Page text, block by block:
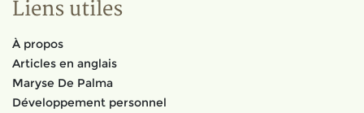
Liens utiles
À propos
Articles en anglais
Maryse De Palma
Développement personnel